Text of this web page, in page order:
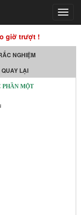
giờ trượt !
NGHIỆM
QUAY LẠI
PHẦN MỘT